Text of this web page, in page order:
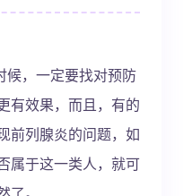
，一定要找对预防
有效果，而且，有的
前列腺炎的问题，如
属于这一类人，就可